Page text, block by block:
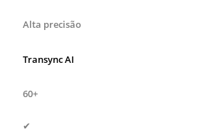
Alta precisão
Transync AI
60+
✔